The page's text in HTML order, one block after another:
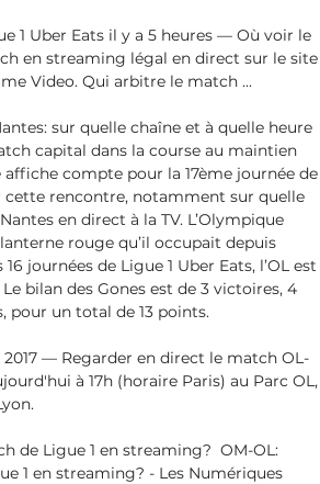
1 Uber Eats il y a 5 heures — Où voir le
en streaming légal en direct sur le site
Video. Qui arbitre le match ...
sur quelle chaîne et à quelle heure
capital dans la course au maintien
compte pour la 17ème journée de
cette rencontre, notamment sur quelle
en direct à la TV. L’Olympique
rouge qu’il occupait depuis
journées de Ligue 1 Uber Eats, l’OL est
bilan des Gones est de 3 victoires, 4
pour un total de 13 points.
— Regarder en direct le match OL-
à 17h (horaire Paris) au Parc OL,
de Ligue 1 en streaming? ﻿ OM-OL:
1 en streaming? - Les Numériques